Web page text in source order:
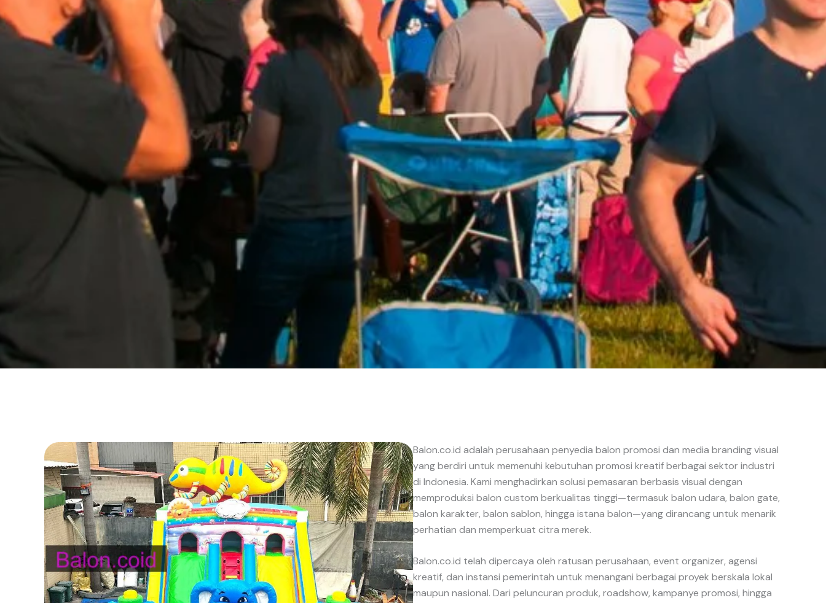
Balon.co.id adalah perusahaan penyedia balon promosi dan media branding visual
yang berdiri untuk memenuhi kebutuhan promosi kreatif berbagai sektor industri
di Indonesia. Kami menghadirkan solusi pemasaran berbasis visual dengan
memproduksi balon custom berkualitas tinggi—termasuk balon udara, balon gate,
balon karakter, balon sablon, hingga istana balon—yang dirancang untuk menarik
perhatian dan memperkuat citra merek.
Balon.co.id telah dipercaya oleh ratusan perusahaan, event organizer, agensi
kreatif, dan instansi pemerintah untuk menangani berbagai proyek berskala lokal
maupun nasional. Dari peluncuran produk, roadshow, kampanye promosi, hingga